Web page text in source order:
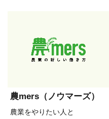
農mers（ノウマーズ）
農業をやりたい人と